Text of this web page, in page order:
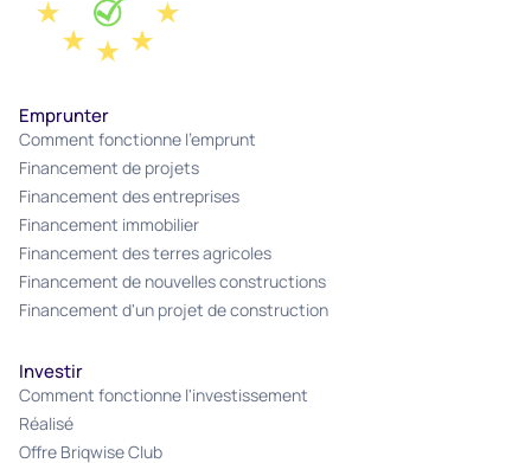
Emprunter
Comment fonctionne l'emprunt
Financement de projets
Financement des entreprises
Financement immobilier
Financement des terres agricoles
Financement de nouvelles constructions
Financement d'un projet de construction
Investir
Comment fonctionne l'investissement
Réalisé
Offre Briqwise Club